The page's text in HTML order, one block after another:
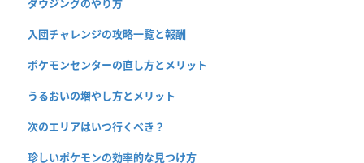
入団チャレンジの攻略一覧と報酬
ポケモンセンターの直し方とメリット
うるおいの増やし方とメリット
次のエリアはいつ行くべき？
珍しいポケモンの効率的な見つけ方